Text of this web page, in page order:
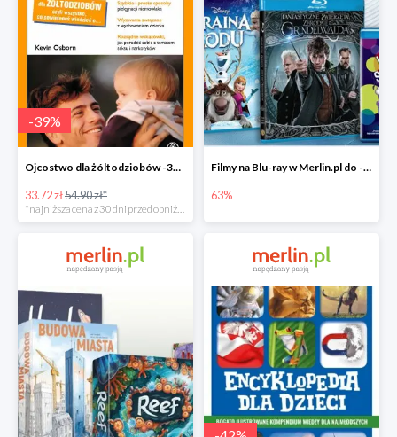
-39%
Ojcostwo dla żóltodziobów -39%
33.72 zł54.90 zł*
Filmy na Blu-ray w Merlin.pl do -63%
63%